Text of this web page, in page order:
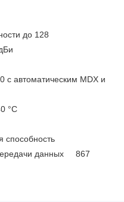
до 128
с автоматическим MDX и
°C
способность
данных 867